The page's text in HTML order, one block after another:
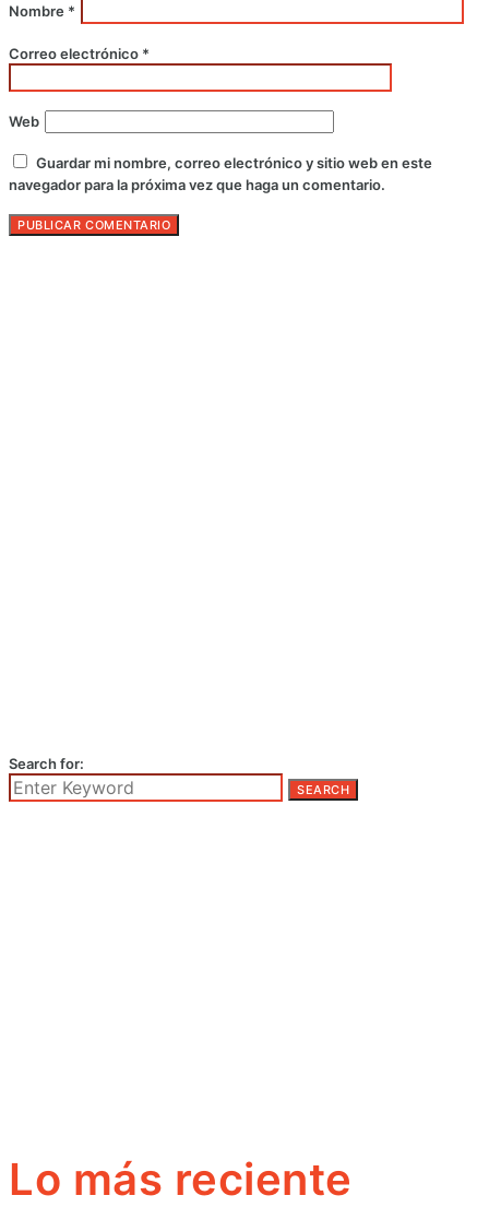
Nombre *
Correo electrónico *
Web
Guardar mi nombre, correo electrónico y sitio web en este
navegador para la próxima vez que haga un comentario.
Search for:
SEARCH
Lo más reciente